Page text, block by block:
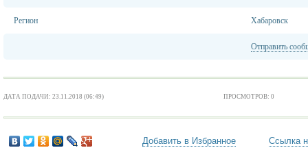
Регион Хабаровск
Отправить
ДАТА ПОДАЧИ: 23.11.2018 (06:49) ПРОСМОТРОВ: 0
Добавить в Избранное Ссылка